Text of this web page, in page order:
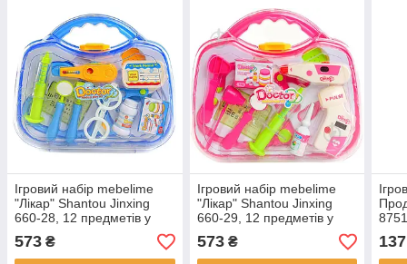
Ігровий набір mebelime
"Лікар" Shantou Jinxing
660-28, 12 предметів у
573 ₴
Ігровий набір mebelime
"Лікар" Shantou Jinxing
660-29, 12 предметів у
573₴ 137